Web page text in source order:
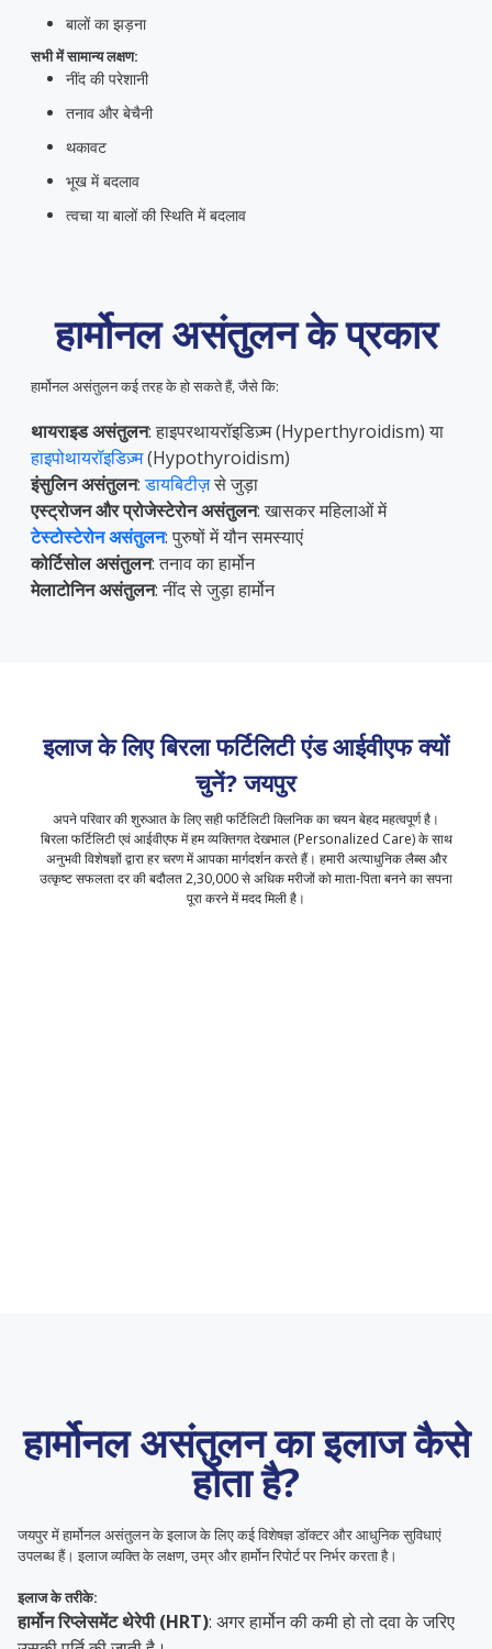
बालों का झड़ना
सभी में सामान्य लक्षण:
नींद की परेशानी
तनाव और बेचैनी
थकावट
भूख में बदलाव
त्वचा या बालों की स्थिति में बदलाव
हार्मोनल असंतुलन के प्रकार
हार्मोनल असंतुलन कई तरह के हो सकते हैं, जैसे कि:
थायराइड असंतुलन: हाइपरथायरॉइडिज़्म (Hyperthyroidism) या
हाइपोथायरॉइडिज़्म(Hypothyroidism)
इंसुलिन असंतुलन:डायबिटीज़से जुड़ा
एस्ट्रोजन और प्रोजेस्टेरोन असंतुलन: खासकर महिलाओं में
टेस्टोस्टेरोन असंतुलन: पुरुषों में यौन समस्याएं
कोर्टिसोल असंतुलन: तनाव का हार्मोन
मेलाटोनिन असंतुलन: नींद से जुड़ा हार्मोन
इलाज के लिए बिरला फर्टिलिटी एंड आईवीएफ क्यों
चुनें? जयपुर
अपने परिवार की शुरुआत के लिए सही फर्टिलिटी क्लिनिक का चयन बेहद महत्वपूर्ण है।
बिरला फर्टिलिटी एवं आईवीएफ में हम व्यक्तिगत देखभाल (Personalized Care) के साथ
अनुभवी विशेषज्ञों द्वारा हर चरण में आपका मार्गदर्शन करते हैं। हमारी अत्याधुनिक लैब्स और
उत्कृष्ट सफलता दर की बदौलत 2,30,000 से अधिक मरीजों को माता-पिता बनने का सपना
पूरा करने में मदद मिली है।
हार्मोनल असंतुलन का इलाज कैसे
होता है?
जयपुर में हार्मोनल असंतुलन के इलाज के लिए कई विशेषज्ञ डॉक्टर और आधुनिक सुविधाएं
उपलब्ध हैं। इलाज व्यक्ति के लक्षण, उम्र और हार्मोन रिपोर्ट पर निर्भर करता है।
इलाज के तरीके:
हार्मोन रिप्लेसमेंट थेरेपी (HRT): अगर हार्मोन की कमी हो तो दवा के जरिए